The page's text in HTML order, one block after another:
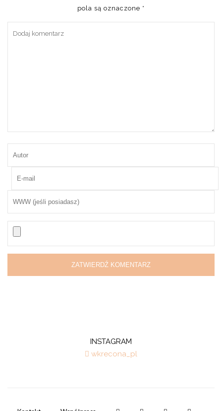
pola są oznaczone *
INSTAGRAM
wkrecona_pl